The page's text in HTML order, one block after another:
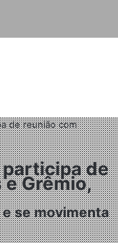
de reunião com
de
Grêmio,
se movimenta